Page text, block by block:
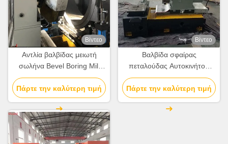
Βίντεο
Αντλία βαλβίδας μειωτή
σωλήνα Bevel Boring Mill
Γύρισμα Cnc μηχανή
Στρογγυλομηχανή
Πάρτε την καλύτερη τιμή
Βίντεο
Βαλβίδα σφαίρας
πεταλούδας Αυτοκινήτου
πίσω άξονας Boring Milling
Turning Machine / Mill Turn
Cnc
Πάρτε την καλύτερη τιμή